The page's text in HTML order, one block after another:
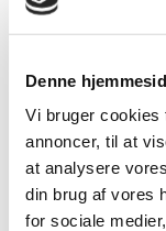
Denne
Vi bruger cookies
annoncer, til at
at analysere
din brug af vores
for sociale
for 300
Med
Velegnet
bestandig